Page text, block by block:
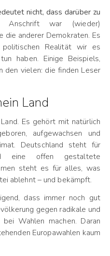
nicht, dass darüber zu
Anschrift war (wieder)
anderer Demokraten. Es
Realität wir es
haben. Einige Beispiels,
den vielen: die finden Leser
Land
Es gehört mit natürlich
aufgewachsen und
Deutschland steht für
eine offen gestaltete
steht es für alles, was
ablehnt – und bekämpft.
gegen radikale und
Wahlen machen. Daran
Europawahlen kaum